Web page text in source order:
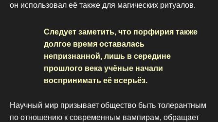
он использовал её также для магических ритуалов.
Следует заметить, что порфирия также
долгое время оставалась
непризнанной, лишь в середине
прошлого века учёные начали
воспринимать её всерьёз.
Научный мир призывает общество быть толерантным
по отношению к современным вампирам, обращает